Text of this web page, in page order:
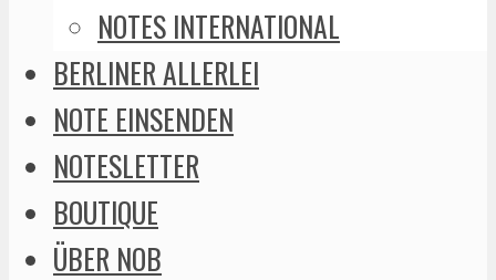
NOTES INTERNATIONAL
BERLINER ALLERLEI
NOTE EINSENDEN
NOTESLETTER
BOUTIQUE
ÜBER NOB